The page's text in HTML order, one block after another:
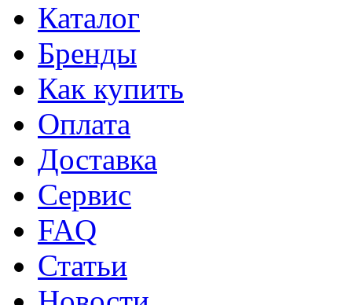
Каталог
Бренды
Как купить
Оплата
Доставка
Сервис
FAQ
Статьи